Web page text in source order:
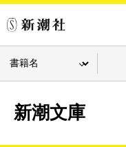
新潮文庫